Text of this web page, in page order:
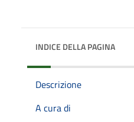
INDICE DELLA PAGINA
Descrizione
A cura di